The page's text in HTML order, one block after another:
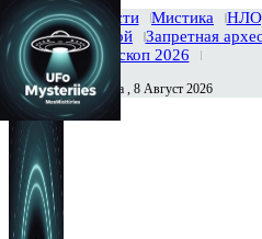
Главная Новости Мистика
Тайны вселенной
Запретная
История
Гороскоп 2026
Сегодня Суббота , 8 Август 2026